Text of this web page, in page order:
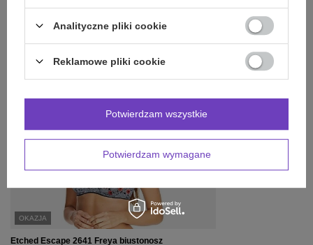
POLECAMY RÓWNIEŻ:
OKAZJA
Etched Escape 2641 Freya biustonosz
Analityczne pliki cookie
Reklamowe pliki cookie
Potwierdzam wymagane
Potwierdzam wszystkie